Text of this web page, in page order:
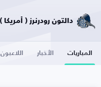
دالتون رودرنرز ( أمريكا )
المباريات الأخبار اللاعبون